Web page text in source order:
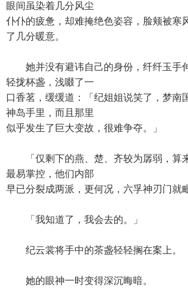
眼间虽染着几分风尘
仆仆的疲惫，却难掩绝色姿容，脸颊被寒
了几分暖意。
她并没有避讳自己的身份，纤纤玉手
轻拢杯盏，浅啜了一
口香茗，缓缓道：「纪姐姐说笑了，梦南
神岛手里，而且那里
似乎发生了巨大变故，很难争夺。」
「仅剩下的燕、楚、齐较为孱弱，算
最易掌控，他们内部
早已分裂成两派，更何况，六孚神刃门就
「我知道了，我会去的。」
纪云裳将手中的茶盏轻轻搁在案上。
她的眼神一时变得深沉晦暗。